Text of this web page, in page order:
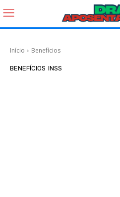
Início Benefícios
BENEFÍCIOS INSS